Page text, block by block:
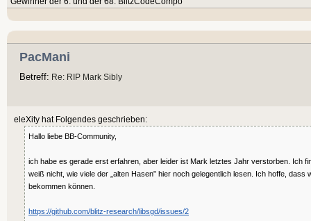
PacMani
Betreff: Re: RIP Mark Sibly
eleXity hat Folgendes geschrieben:
Hallo liebe BB-Community,
ich habe es gerade erst erfahren, aber leider ist Mark letztes Jahr verstorben. Ich
weiß nicht, wie viele der „alten Hasen” hier noch gelegentlich lesen. Ich hoffe,
bekommen können.
https://github.com/blitz-research/libsgd/issues/2